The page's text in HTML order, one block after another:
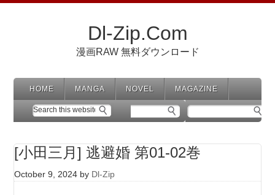
Dl-Zip.Com
漫画RAW 無料ダウンロード
HOME MANGA NOVEL MAGAZINE
[小田三月] 逃避婚 第01-02巻
October 9, 2024 by Dl-Zip